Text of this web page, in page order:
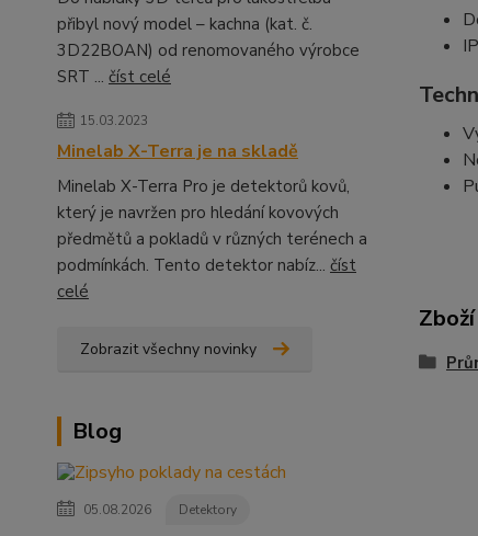
přibyl nový model – kachna (kat. č.
3D22BOAN) od renomovaného výrobce
SRT ... číst celé
15.03.2023
Minelab X-Terra je na skladě
Minelab X-Terra Pro je detektorů kovů,
který je navržen pro hledání kovových
předmětů a pokladů v různých terénech a
podmínkách. Tento detektor nabíz... číst
celé
Zobrazit všechny novinky
Blog
05.08.2026 Detektory